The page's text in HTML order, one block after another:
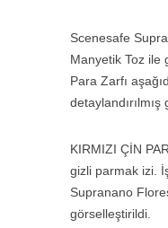
Scenesafe
Manyetik Toz ile
Para Zarfı
KIRMIZI ÇİN
gizli parmak izi.
Supranano
görselleştirildi.